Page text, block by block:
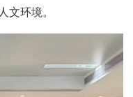
文环境。